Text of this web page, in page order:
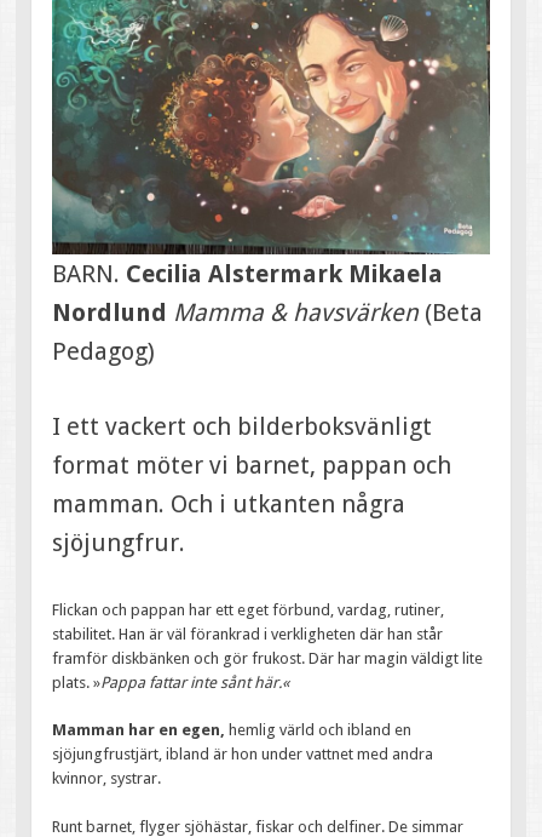
BARN. Cecilia Alstermark Mikaela
Nordlund Mamma & havsvärken (Beta
Pedagog)
I ett vackert och bilderboksvänligt
format möter vi barnet, pappan och
mamman. Och i utkanten några
sjöjungfrur.
Flickan och pappan har ett eget förbund, vardag, rutiner,
stabilitet. Han är väl förankrad i verkligheten där han står
framför diskbänken och gör frukost. Där har magin väldigt lite
plats. »Pappa fattar inte sånt här.«
Mamman har en egen, hemlig värld och ibland en
sjöjungfrustjärt, ibland är hon under vattnet med andra
kvinnor, systrar.
Runt barnet, flyger sjöhästar, fiskar och delfiner. De simmar